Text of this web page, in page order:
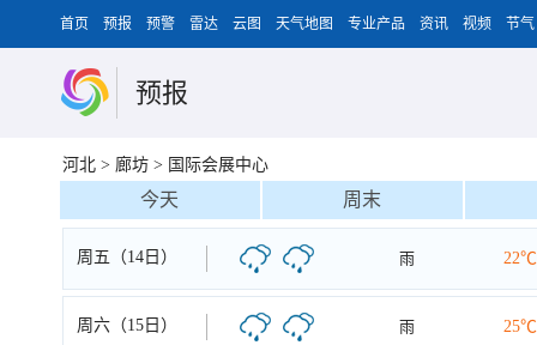
首页 预报 预警 雷达 云图 天气地图 专业产品 资讯 视频 节气
预报
河北 > 廊坊 > 国际会展中心
今天 周末
周五（14日） 雨 22℃
周六（15日） 雨 25℃